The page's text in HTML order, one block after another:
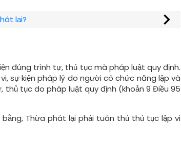
lại?
đúng trình tự, thủ tục mà pháp luật quy định.
sự kiện pháp lý do người có chức năng lập và
tục do pháp luật quy định (khoản 9 Điều 95
Thừa phát lại phải tuân thủ thủ tục lập vi